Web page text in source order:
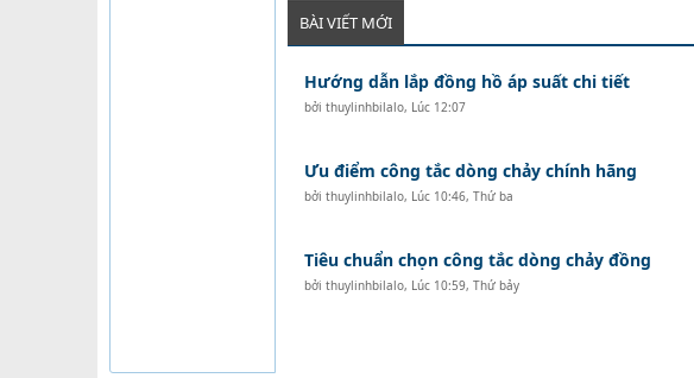
BÀI VIẾT MỚI
Hướng dẫn lắp đồng hồ áp suất chi tiết
bởi thuylinhbilalo, Lúc 12:07
Ưu điểm công tắc dòng chảy chính hãng
bởi thuylinhbilalo, Lúc 10:46, Thứ ba
Tiêu chuẩn chọn công tắc dòng chảy đồng
bởi thuylinhbilalo, Lúc 10:59, Thứ bảy